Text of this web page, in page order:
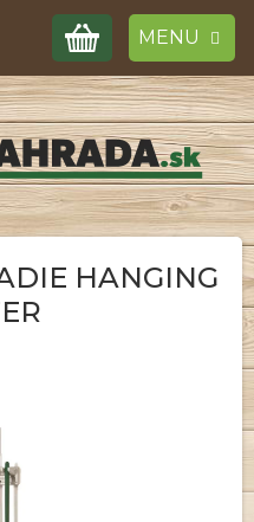
NÁKUPNÝ
HANGING